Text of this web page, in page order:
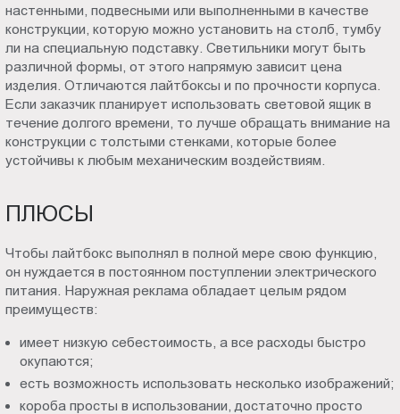
настенными, подвесными или выполненными в качестве
конструкции, которую можно установить на столб, тумбу
ли на специальную подставку. Светильники могут быть
различной формы, от этого напрямую зависит цена
изделия. Отличаются лайтбоксы и по прочности корпуса.
Если заказчик планирует использовать световой ящик в
течение долгого времени, то лучше обращать внимание на
конструкции с толстыми стенками, которые более
устойчивы к любым механическим воздействиям.
ПЛЮСЫ
Чтобы лайтбокс выполнял в полной мере свою функцию,
он нуждается в постоянном поступлении электрического
питания. Наружная реклама обладает целым рядом
преимуществ:
имеет низкую себестоимость, а все расходы быстро
окупаются;
есть возможность использовать несколько изображений;
короба просты в использовании, достаточно просто